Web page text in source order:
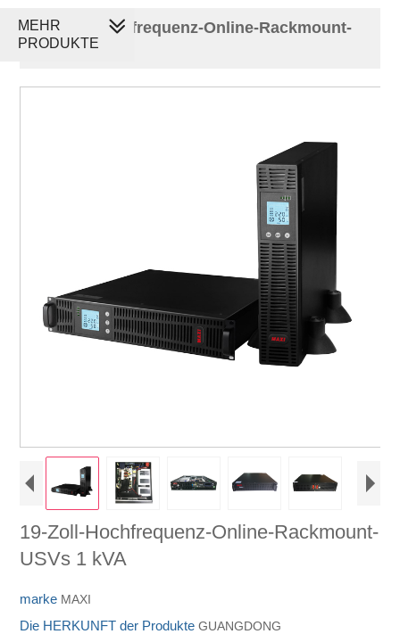
19-Zoll-Hochfrequenz-Online-Rackmount-
USVs 1 kVA
19-Zoll-Hochfrequenz-Online-Rackmount-
USVs 1 kVA
marke MAXI
Die HERKUNFT der ProdukteGUANGDONG
MEHR
PRODUKTE